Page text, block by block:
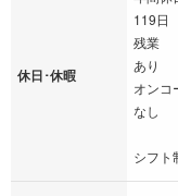
休日･休暇
119日
残業
あり
オンコ
なし
シフト